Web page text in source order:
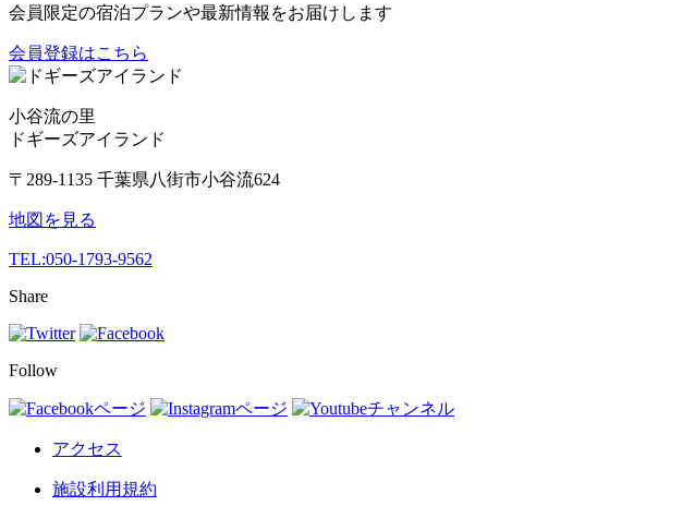
会員限定の宿泊プランや最新情報をお届けします
会員登録はこちら
小谷流の里
ドギーズアイランド
〒289-1135 千葉県八街市小谷流624
地図を見る
TEL:050-1793-9562
Share
Follow
アクセス
施設利用規約